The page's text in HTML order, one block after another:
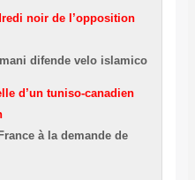
noir de l’opposition
difende velo islamico
d’un tuniso-canadien
à la demande de